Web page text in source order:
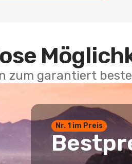
zum garantiert
Nr. 1 im Preis